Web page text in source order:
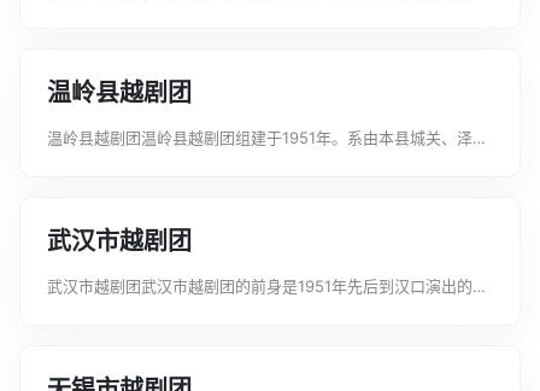
温岭县越剧团
温岭县越剧团温岭县越剧团组建于1951年。系由本县城关、泽
武汉市越剧团
武汉市越剧团武汉市越剧团的前身是1951年先后到汉口演出的上